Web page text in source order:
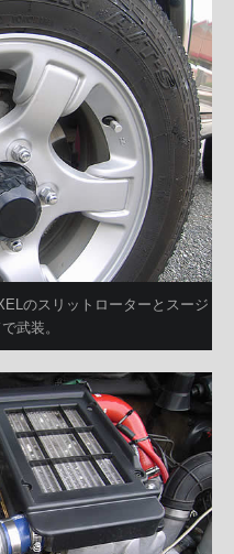
のスリットローターとスージ
武装。